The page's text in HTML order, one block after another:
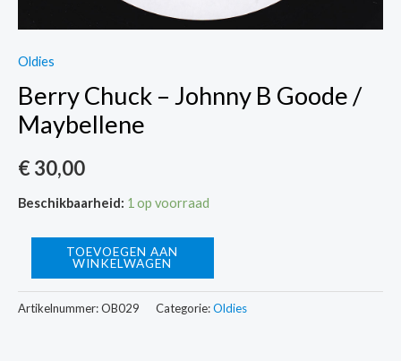
Oldies
Berry Chuck – Johnny B Goode /
Maybellene
€30,00
Beschikbaarheid: 1 op voorraad
-
TOEVOEGEN AAN
WINKELWAGEN
Artikelnummer:OB029 Categorie:Oldies